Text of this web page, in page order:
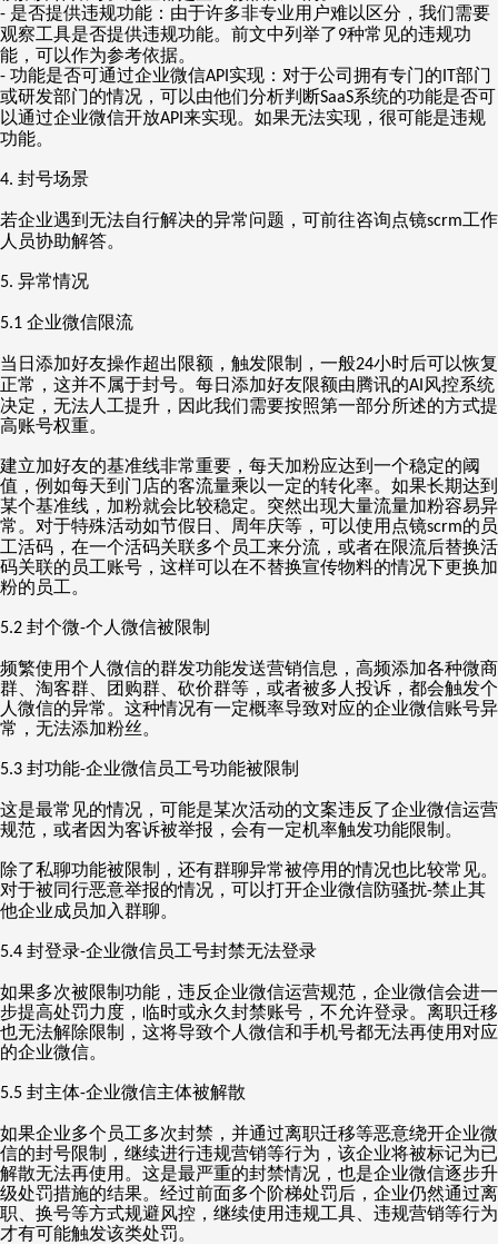
- 是否提供违规功能：由于许多非专业用户难以区分，我们需要
观察工具是否提供违规功能。前文中列举了9种常见的违规功
能，可以作为参考依据。
- 功能是否可通过企业微信API实现：对于公司拥有专门的IT部门
或研发部门的情况，可以由他们分析判断SaaS系统的功能是否可
以通过企业微信开放API来实现。如果无法实现，很可能是违规
功能。
4. 封号场景
若企业遇到无法自行解决的异常问题，可前往咨询点镜scrm工作
人员协助解答。
5. 异常情况
5.1 企业微信限流
当日添加好友操作超出限额，触发限制，一般24小时后可以恢复
正常，这并不属于封号。每日添加好友限额由腾讯的AI风控系统
决定，无法人工提升，因此我们需要按照第一部分所述的方式提
高账号权重。
建立加好友的基准线非常重要，每天加粉应达到一个稳定的阈
值，例如每天到门店的客流量乘以一定的转化率。如果长期达到
某个基准线，加粉就会比较稳定。突然出现大量流量加粉容易异
常。对于特殊活动如节假日、周年庆等，可以使用点镜scrm的员
工活码，在一个活码关联多个员工来分流，或者在限流后替换活
码关联的员工账号，这样可以在不替换宣传物料的情况下更换加
粉的员工。
5.2 封个微-个人微信被限制
频繁使用个人微信的群发功能发送营销信息，高频添加各种微商
群、淘客群、团购群、砍价群等，或者被多人投诉，都会触发个
人微信的异常。这种情况有一定概率导致对应的企业微信账号异
常，无法添加粉丝。
5.3 封功能-企业微信员工号功能被限制
这是最常见的情况，可能是某次活动的文案违反了企业微信运营
规范，或者因为客诉被举报，会有一定机率触发功能限制。
除了私聊功能被限制，还有群聊异常被停用的情况也比较常见。
对于被同行恶意举报的情况，可以打开企业微信防骚扰-禁止其
他企业成员加入群聊。
5.4 封登录-企业微信员工号封禁无法登录
如果多次被限制功能，违反企业微信运营规范，企业微信会进一
步提高处罚力度，临时或永久封禁账号，不允许登录。离职迁移
也无法解除限制，这将导致个人微信和手机号都无法再使用对应
的企业微信。
5.5 封主体-企业微信主体被解散
如果企业多个员工多次封禁，并通过离职迁移等恶意绕开企业微
信的封号限制，继续进行违规营销等行为，该企业将被标记为已
解散无法再使用。这是最严重的封禁情况，也是企业微信逐步升
级处罚措施的结果。经过前面多个阶梯处罚后，企业仍然通过离
职、换号等方式规避风控，继续使用违规工具、违规营销等行为
才有可能触发该类处罚。